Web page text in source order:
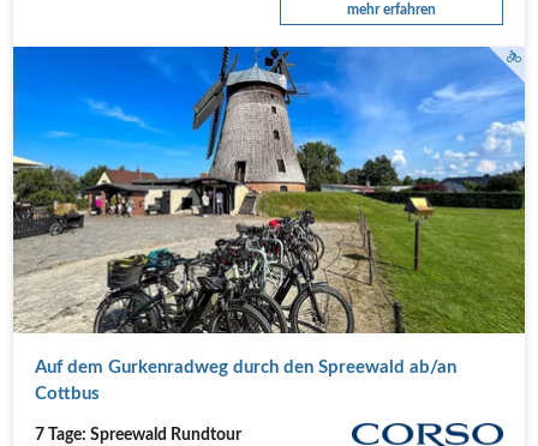
mehr erfahren
Auf dem Gurkenradweg durch den Spreewald ab/an
Cottbus
7 Tage: Spreewald Rundtour